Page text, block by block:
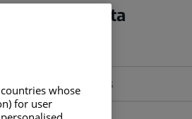
Demanar cita
whose
for user